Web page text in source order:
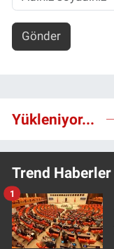
Gönder
Yükleniyor...
Trend Haberler
1